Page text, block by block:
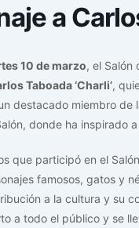
a
10 de marzo, el Salón
Taboada ‘Charli’,
destacado miembro de
donde ha inspirado
que participó en el
famosos, gatos y
a la cultura y su
a todo el público y se